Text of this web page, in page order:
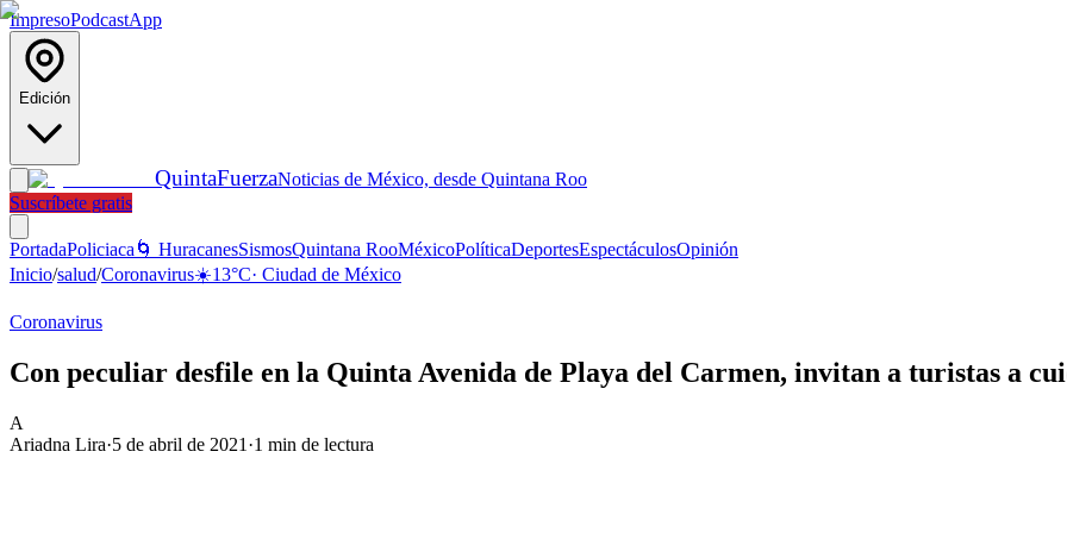
ImpresoPodcastApp
Edición
QuintaFuerzaNoticias de México, desde Quintana Roo
Suscríbete gratis
PortadaPoliciaca 🌀 HuracanesSismosQuintana RooMéxicoPolíticaDeportesEspectáculosOpinión
Inicio/salud/Coronavirus☀️13°C· Ciudad de México
Coronavirus
Con peculiar desfile en la Quinta Avenida de Playa del Carmen, invitan a turistas a
A
Ariadna Lira·5 de abril de 2021 ·1 min de lectura